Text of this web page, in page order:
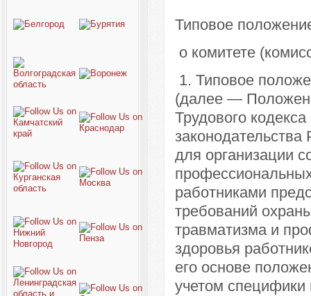
Типовое
о комитете
1. Типовое
(далее —
Трудового
для организации
работниками
требований
травматизма и
здоровья
его основе
учетом специфики